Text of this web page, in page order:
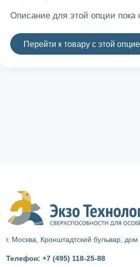
Описание для этой опции пока
Перейти к товару с этой
г. Москва, Кронштадтский бульвар,
Телефон: +7 (495) 118‑25‑88